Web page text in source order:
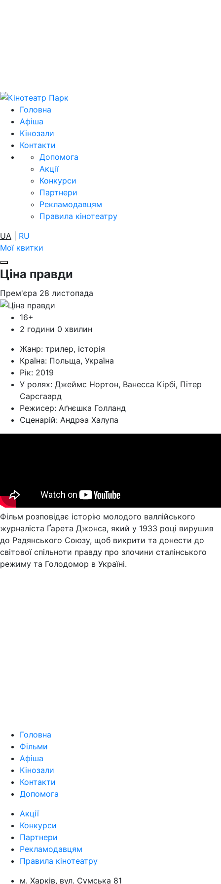
Головна
Афіша
Кінозали
Контакти
Допомога
Акції
Конкурси
Партнери
Рекламодавцям
Правила кінотеатру
UA
RU
Мої квитки
Ціна правди
Прем'єра 28 листопада
16+
2 години 0 хвилин
Жанр: трилер, історія
Країна: Польща, Україна
Рік: 2019
У ролях: Джеймс Нортон, Ванесса Кірбі, Пітер
Сарсгаард
Режисер: Аґнєшка Голланд
Cценарій: Андрэа Халупа
Фільм розповідає історію молодого валлійського
журналіста Ґарета Джонса, який у 1933 році вирушив
до Радянського Союзу, щоб викрити та донести до
світової спільноти правду про злочини сталінського
режиму та Голодомор в Україні.
Головна
Фільми
Афіша
Кінозали
Контакти
Допомога
Акції
Конкурси
Партнери
Рекламодавцям
Правила кінотеатру
м. Харків, вул. Сумська 81